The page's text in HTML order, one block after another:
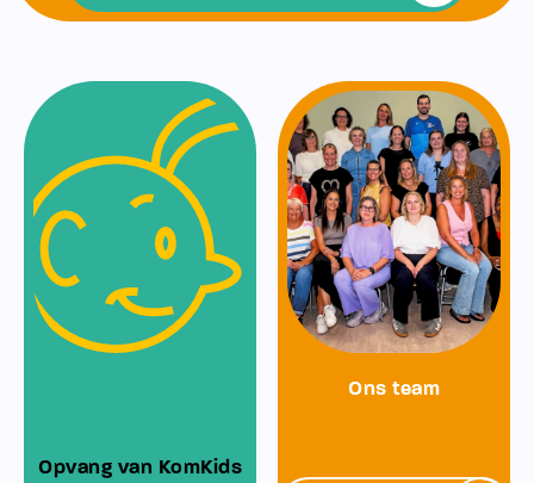
Opvang van KomKids
Ons team